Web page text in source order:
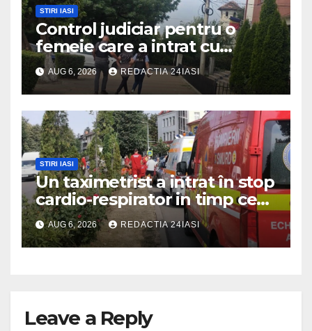
STIRI IASI
Control judiciar pentru o
femeie care a intrat cu
mașina într-o turmă de oi
AUG 6, 2026 REDACTIA 24IASI
STIRI IASI
Un taximetrist a intrat în stop
cardio-respirator in timp ce
se afla la volan
AUG 6, 2026 REDACTIA 24IASI
Leave a Reply